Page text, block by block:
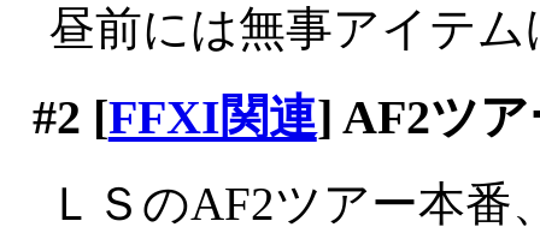
昼前には無事アイテ
#2 [FFXI関連] AF2ツア
ＬＳのAF2ツアー本